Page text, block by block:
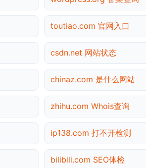
toutiao.com 官网入口
csdn.net 网站状态
chinaz.com 是什么网站
zhihu.com Whois查询
ip138.com 打不开检测
bilibili.com SEO体检